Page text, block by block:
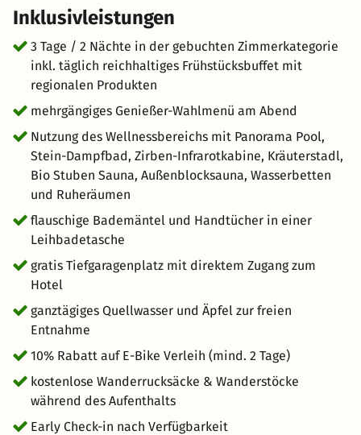
Inklusivleistungen
3 Tage / 2 Nächte in der gebuchten Zimmerkategorie
inkl. täglich reichhaltiges Frühstücksbuffet mit
regionalen Produkten
mehrgängiges Genießer-Wahlmenü am Abend
Nutzung des Wellnessbereichs mit Panorama Pool,
Stein-Dampfbad, Zirben-Infrarotkabine, Kräuterstadl,
Bio Stuben Sauna, Außenblocksauna, Wasserbetten
und Ruheräumen
flauschige Bademäntel und Handtücher in einer
Leihbadetasche
gratis Tiefgaragenplatz mit direktem Zugang zum
Hotel
ganztägiges Quellwasser und Äpfel zur freien
Entnahme
10% Rabatt auf E-Bike Verleih (mind. 2 Tage)
kostenlose Wanderrucksäcke & Wanderstöcke
während des Aufenthalts
Early Check-in nach Verfügbarkeit